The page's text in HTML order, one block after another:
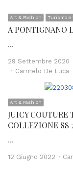
Art & Fashion Turismo e
A PONTIGNANO
…
29 Settembre 2020
Author
Carmelo De Luca
Art & Fashion
JUICY COUTURE
COLLEZIONE SS
…
12 Giugno 2022